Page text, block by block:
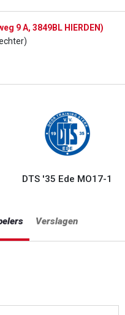
9 A, 3849BL HIERDEN)
DTS '35 Ede MO17-1
Verslagen